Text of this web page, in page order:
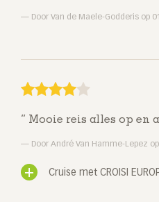
Door Van de Maele-Godderis op
Mooie reis alles op en
Door André Van Hamme-Lepez
Cruise met CROISI